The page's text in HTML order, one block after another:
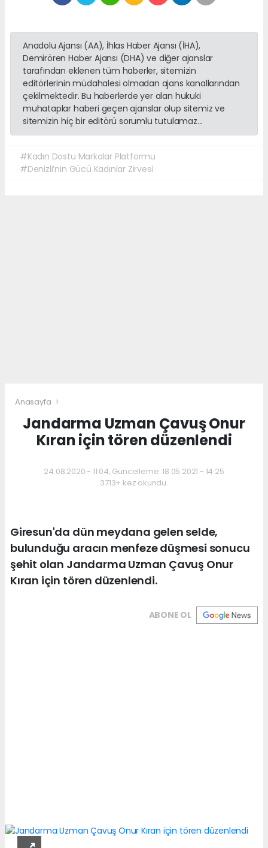
Anadolu Ajansı (AA), İhlas Haber Ajansı (İHA),
Demirören Haber Ajansı (DHA) ve diğer ajanslar
tarafından eklenen tüm haberler, sitemizin
editörlerinin müdahalesi olmadan ajans kanallarından
çekilmektedir. Bu haberlerde yer alan hukuki
muhataplar haberi geçen ajanslar olup sitemiz ve
sitemizin hiç bir editörü sorumlu tutulamaz...
#Kadın Dostu Markalar Platformu
#Denizli’nin Gücü Kadınlar Zirvesi
Anasayfa
Jandarma Uzman Çavuş Onur
Kıran için tören düzenlendi
24.08.2020 - 11:04, Güncelleme: 18.05.2021 - 14:25
3713+ kez okundu.
Giresun'da dün meydana gelen selde,
bulunduğu aracın menfeze düşmesi sonucu
şehit olan Jandarma Uzman Çavuş Onur
Kıran için tören düzenlendi.
ABONE OL